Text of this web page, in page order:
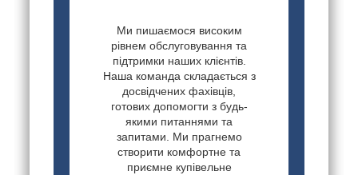
Ми пишаємося високим
рівнем обслуговування та
підтримки наших клієнтів.
Наша команда складається з
досвідчених фахівців,
готових допомогти з будь-
якими питаннями та
запитами. Ми прагнемо
створити комфортне та
приємне купівельне